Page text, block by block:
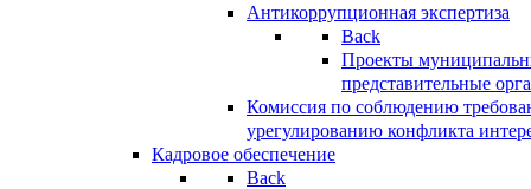
Антикоррупционная экспертиза
Back
Проекты
представительные
Комиссия по соблюдению
урегулированию конфликта
Кадровое обеспечение
Back